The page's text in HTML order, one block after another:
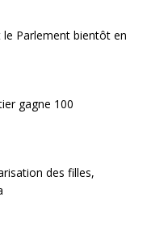
le Parlement bientôt en
gagne 100
des filles,